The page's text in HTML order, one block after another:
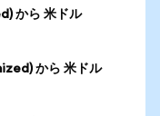
から 米ドル
から 米ドル